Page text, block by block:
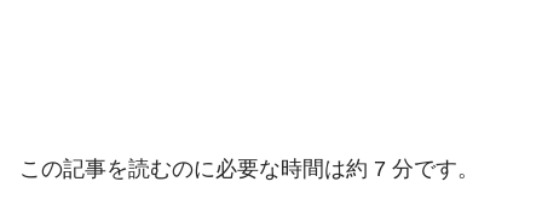
この記事を読むのに必要な時間は約 7 分です。